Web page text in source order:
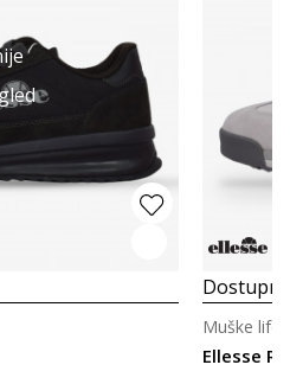
Ellesse
Muške